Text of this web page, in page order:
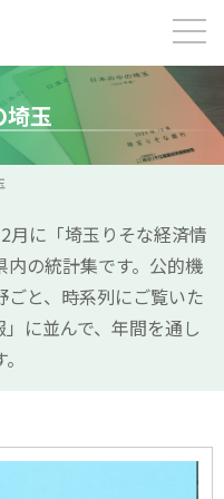
埼玉
に「埼玉りそな経済情
の統計集です。公的機
と、時系列にご覧いた
に並んで、年間を通し